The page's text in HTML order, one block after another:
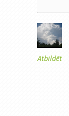
Atbildēt